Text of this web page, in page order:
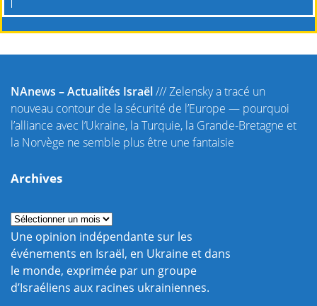
NAnews – Actualités Israël///Zelensky a tracé un
nouveau contour de la sécurité de l’Europe — pourquoi
l’alliance avec l’Ukraine, la Turquie, la Grande-Bretagne et
la Norvège ne semble plus être une fantaisie
Archives
Une opinion indépendante sur les
événements en Israël, en Ukraine et dans
le monde, exprimée par un groupe
d’Israéliens aux racines ukrainiennes.